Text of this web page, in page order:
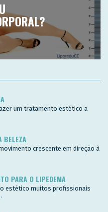
um tratamento estético a
BELEZA
crescente em direção à
PARA O LIPEDEMA
estético muitos profissionais